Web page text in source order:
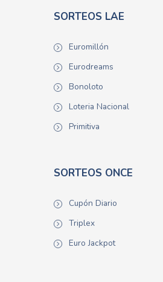
SORTEOS LAE
Euromillón
Eurodreams
Bonoloto
Loteria Nacional
Primitiva
SORTEOS ONCE
Cupón Diario
Triplex
Euro Jackpot